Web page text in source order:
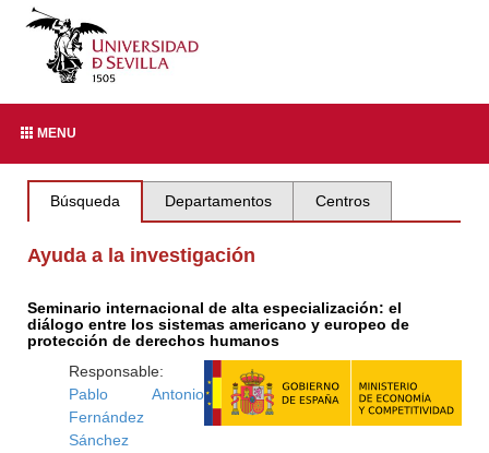
MENU
Búsqueda Departamentos Centros
Ayuda a la investigación
Seminario internacional de alta especialización: el
diálogo entre los sistemas americano y europeo de
protección de derechos humanos
Responsable:
Pablo Antonio
Fernández
Sánchez